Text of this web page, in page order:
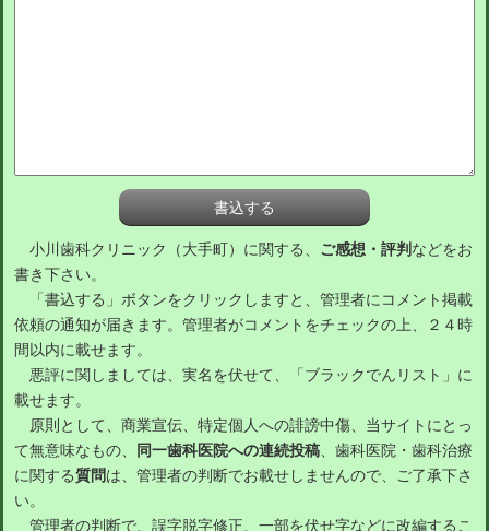
小川歯科クリニック（大手町）に関する、 ご感想・評判 などをお
書き下さい。
「書込する」ボタンをクリックしますと、管理者にコメント掲載
依頼の通知が届きます。管理者がコメントをチェックの上、２４時
間以内に載せます。
悪評に関しましては、実名を伏せて、「ブラックでんリスト」に
載せます。
原則として、商業宣伝、特定個人への誹謗中傷、当サイトにとっ
て無意味なもの、
同一歯科医院への連続投稿、歯科医院・歯科治療
に関する質問は、管理者の判断でお載せしませんので、ご了承下さ
い。
管理者の判断で、誤字脱字修正、一部を伏せ字などに改編するこ